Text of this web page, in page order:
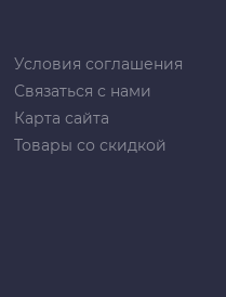
Условия соглашения
Связаться с нами
Карта сайта
Товары со скидкой